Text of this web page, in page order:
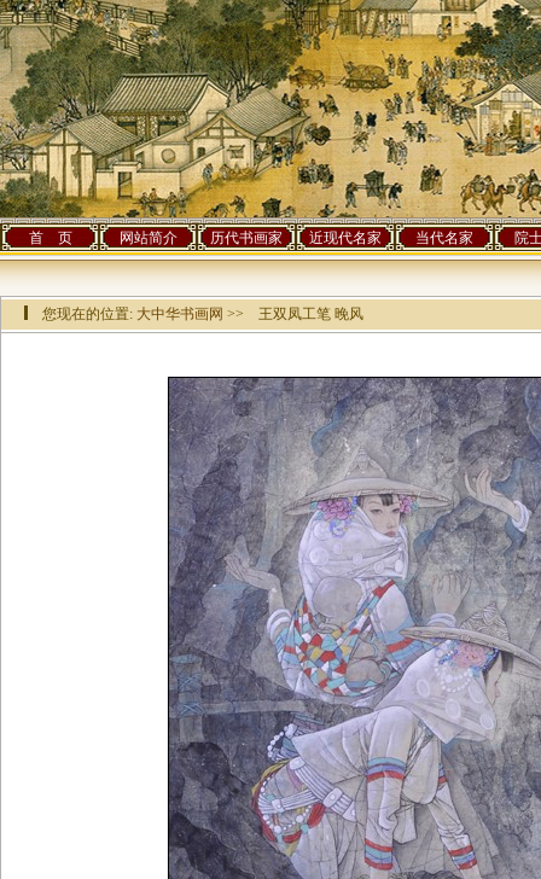
首 页 网站简介 历代书画家 近现代名家 当代名家 院
您现在的位置: 大中华书画网 >> 王双凤工笔 晚风